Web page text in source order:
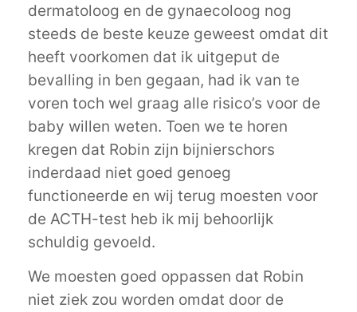
dermatoloog en de gynaecoloog nog
steeds de beste keuze geweest omdat dit
heeft voorkomen dat ik uitgeput de
bevalling in ben gegaan, had ik van te
voren toch wel graag alle risico’s voor de
baby willen weten. Toen we te horen
kregen dat Robin zijn bijnierschors
inderdaad niet goed genoeg
functioneerde en wij terug moesten voor
de ACTH-test heb ik mij behoorlijk
schuldig gevoeld.
We moesten goed oppassen dat Robin
niet ziek zou worden omdat door de